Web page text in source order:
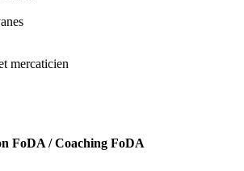
mercaticien
FoDA / Coaching FoDA